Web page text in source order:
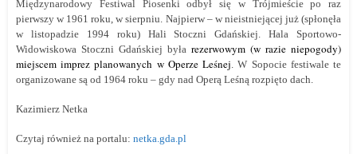
Międzynarodowy Festiwal Piosenki odbył się w Trójmieście po raz
pierwszy w 1961 roku, w sierpniu. Najpierw – w nieistniejącej już (spłonęła
w listopadzie 1994 roku) Hali Stoczni Gdańskiej. Hala Sportowo-
Widowiskowa Stoczni Gdańskiej była rezerwowym (w razie niepogody)
miejscem imprez planowanych w Operze Leśnej. W Sopocie festiwale te
organizowane są od 1964 roku – gdy nad Operą Leśną rozpięto dach.
Kazimierz Netka
Czytaj również na portalu: netka.gda.pl